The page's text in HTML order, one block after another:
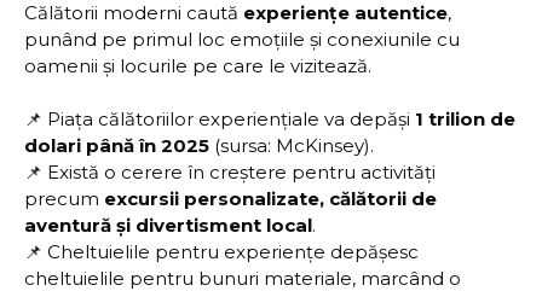
Călătorii moderni caută experiențe autentice,
punând pe primul loc emoțiile și conexiunile cu
oamenii și locurile pe care le vizitează.
📌 Piața călătoriilor experiențiale va depăși 1 trilion de
dolari până în 2025 (sursa: McKinsey).
📌 Există o cerere în creștere pentru activități
precum excursii personalizate, călătorii de
aventură și divertisment local.
📌 Cheltuielile pentru experiențe depășesc
cheltuielile pentru bunuri materiale, marcând o